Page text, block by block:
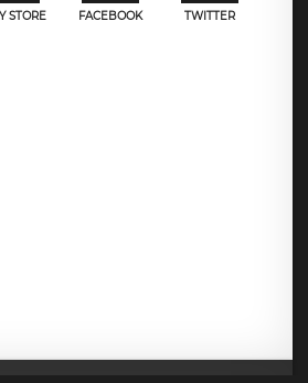
STORE FACEBOOK TWITTER